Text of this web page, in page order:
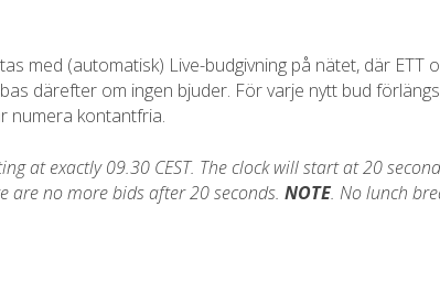
med (automatisk) Live-budgivning på nätet, där ETT
därefter om ingen bjuder. För varje nytt bud
numera kontantfria.
at exactly 09.30 CEST. The clock will start at 20
are no more bids after 20 seconds. NOTE. No lunch